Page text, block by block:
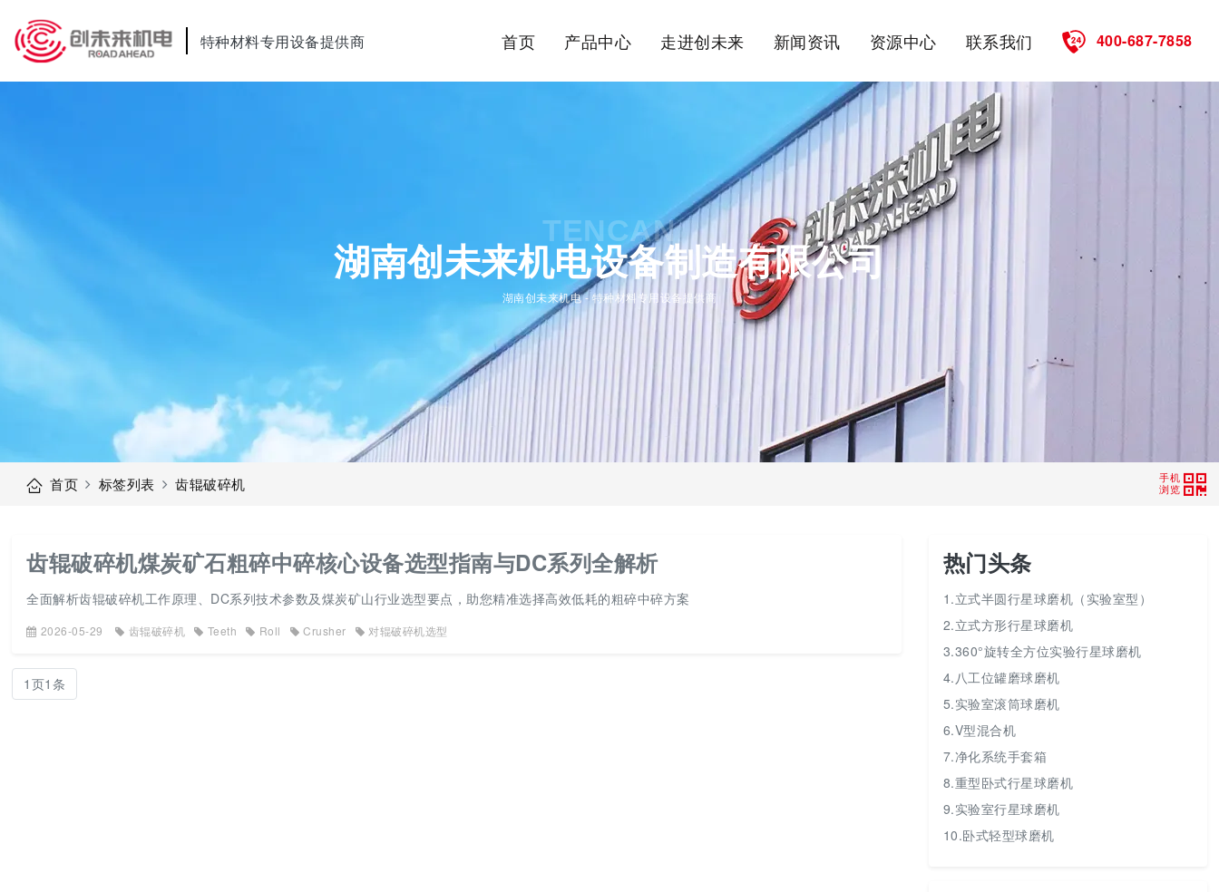
特种材料专用设备提供商 首页 产品中心 走进创未来 新闻资讯 资源中心 联系我们 400-687-7858
湖南创未来机电设备制造有限公司
TENCAN
湖南创未来机电 - 特种材料专用设备提供商
手机
浏览
首页 标签列表 齿辊破碎机
齿辊破碎机煤炭矿石粗碎中碎核心设备选型指南与DC系列全解析
全面解析齿辊破碎机工作原理、DC系列技术参数及煤炭矿山行业选型要点，助您精准选择高效低耗的粗碎中碎方案
2026-05-29 齿辊破碎机 Teeth Roll Crusher 对辊破碎机选型
1页1条
热门头条
1.立式半圆行星球磨机（实验室型）
2.立式方形行星球磨机
3.360°旋转全方位实验行星球磨机
4.八工位罐磨球磨机
5.实验室滚筒球磨机
6.V型混合机
7.净化系统手套箱
8.重型卧式行星球磨机
9.实验室行星球磨机
10.卧式轻型球磨机